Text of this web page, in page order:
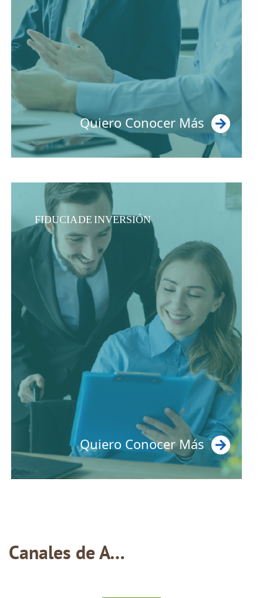
FIDUCIA DE INVERSIÓN
Canales de Atención